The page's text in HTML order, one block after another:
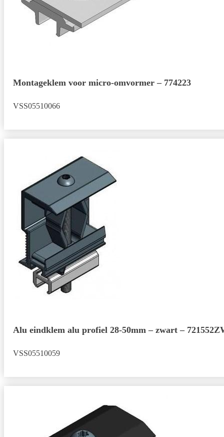
Montageklem voor micro-omvormer – 774223
VSS05510066
Alu eindklem alu profiel 28-50mm – zwart –
VSS05510059